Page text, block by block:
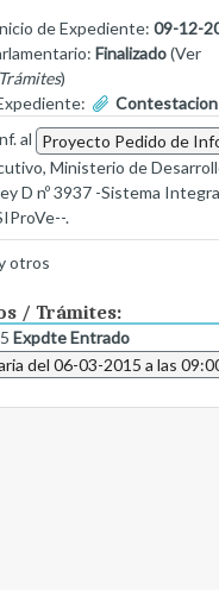
de Expediente: 09-12-
Finalizado(Ver
)
Contestacion
al Proyecto Pedido de
Ministerio de
D nº 3937 -Sistema
.
otros
/ Trámites:
Expdte Entrado
del 06-03-2015 a las